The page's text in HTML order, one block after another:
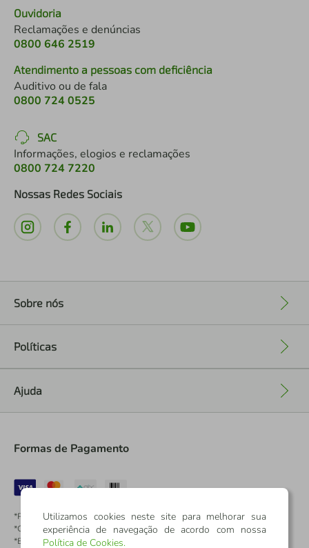
Ouvidoria
Reclamações e denúncias
0800 646 2519
Atendimento a pessoas com deficiência
Auditivo ou de fala
0800 724 0525
SAC
Informações, elogios e reclamações
0800 724 7220
Nossas Redes Sociais
Sobre nós
Políticas
Ajuda
Formas de Pagamento
*Pontos dos Cartões Sicredi
*Cartões Sicredi
*Boleto exclusivo para associados PJ
Utilizamos cookies neste site para melhorar sua
experiência de navegação de acordo com nossa
Política de Cookies.